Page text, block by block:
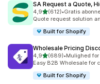
SA Request a Quote,
4,9ud af 5 stjerner
(612)
612 anmeldelser i alt
•Gratis
Quote request solution
Built for Shopify
Wholesale Pricing
4,9ud af 5 stjerner
(689)
689 anmeldelser i alt
•Mulighed
Easy B2B Wholesale for
Built for Shopify